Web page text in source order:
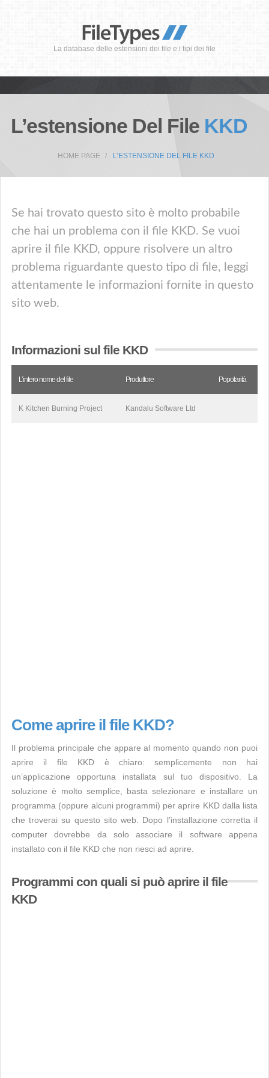
La database delle estensioni dei file e i tipi dei file
L’estensione Del File KKD
HOME PAGE L’ESTENSIONE DEL FILE KKD
Se hai trovato questo sito è molto probabile
che hai un problema con il file KKD. Se vuoi
aprire il file KKD, oppure risolvere un altro
problema riguardante questo tipo di file, leggi
attentamente le informazioni fornite in questo
sito web.
Informazioni sul file KKD
L’intero nome del file Produttore Popolarità
K Kitchen Burning Project Kandalu Software Ltd
Come aprire il file KKD?
Il problema principale che appare al momento quando non puoi
aprire il file KKD è chiaro: semplicemente non hai
un’applicazione opportuna installata sul tuo dispositivo. La
soluzione è molto semplice, basta selezionare e installare un
programma (oppure alcuni programmi) per aprire KKD dalla lista
che troverai su questo sito web. Dopo l’installazione corretta il
computer dovrebbe da solo associare il software appena
installato con il file KKD che non riesci ad aprire.
Programmi con quali si può aprire il file
KKD